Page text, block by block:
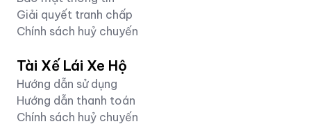
&ndash; Đặt xe nhanh &ndash; Nhận xe thuận
cầm v&ocirc; lăng, chủ động mọi h&agrave;nh
hưởng trọn vẹn từng khoảnh khắc b&ecirc;n
y&ecirc;u.</div> </div> <div class="x14z9mp
xtlvy1s x126k92a"> <div dir="auto"><span
x18d9i69 x1c1uobl x1hl2dhg x16tdsg8 x1vvkbs
xdj266r xat24cr xm2jcoa x1mpyi22 xxymvpz
class="xz74otr x15mokao x1ga7v0g x16uus16
Giải quyết tranh chấp
Chính sách huỷ chuyến
Tài Xế Lái Xe Hộ
Hướng dẫn sử dụng
Hướng dẫn thanh toán
Chính sách huỷ chuyến